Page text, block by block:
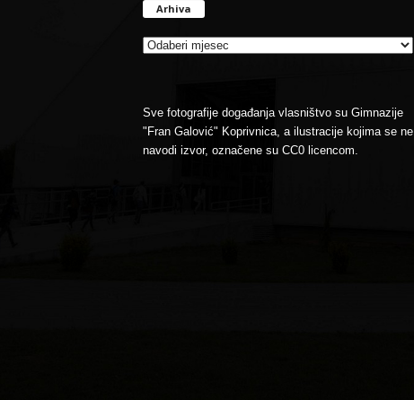
Arhiva
Sve fotografije događanja vlasništvo su Gimnazije
"Fran Galović" Koprivnica, a ilustracije kojima se ne
navodi izvor, označene su CC0 licencom.